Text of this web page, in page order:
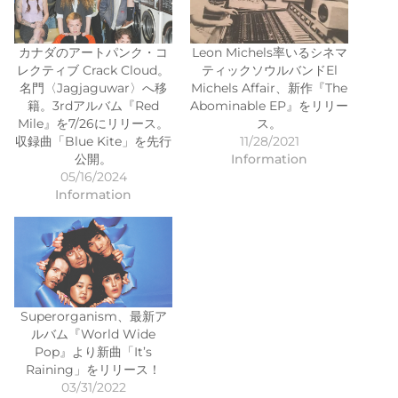
カナダのアートパンク・コ
レクティブ Crack Cloud。
名門〈Jagjaguwar〉へ移
籍。3rdアルバム『Red
Mile』を7/26にリリース。
収録曲「Blue Kite」を先行
公開。
05/16/2024
Information
Leon Michels率いるシネマ
ティックソウルバンドEl
Michels Affair、新作『The
Abominable EP』をリリー
ス。
11/28/2021
Information
Superorganism、最新ア
ルバム『World Wide
Pop』より新曲「It’s
Raining」をリリース！
03/31/2022